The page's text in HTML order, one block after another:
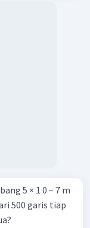
5 × 1 0 − 7 m
500 garis tiap